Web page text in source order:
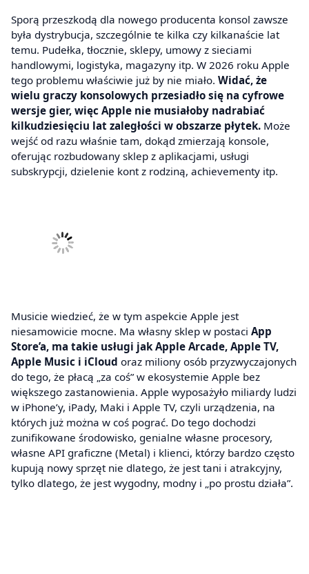
Sporą przeszkodą dla nowego producenta konsol zawsze
była dystrybucja, szczególnie te kilka czy kilkanaście lat
temu. Pudełka, tłocznie, sklepy, umowy z sieciami
handlowymi, logistyka, magazyny itp. W 2026 roku Apple
tego problemu właściwie już by nie miało. Widać, że
wielu graczy konsolowych przesiadło się na cyfrowe
wersje gier, więc Apple nie musiałoby nadrabiać
kilkudziesięciu lat zaległości w obszarze płytek. Może
wejść od razu właśnie tam, dokąd zmierzają konsole,
oferując rozbudowany sklep z aplikacjami, usługi
subskrypcji, dzielenie kont z rodziną, achievementy itp.
Musicie wiedzieć, że w tym aspekcie Apple jest
niesamowicie mocne. Ma własny sklep w postaci App
Store’a, ma takie usługi jak Apple Arcade, Apple TV,
Apple Music i iCloud oraz miliony osób przyzwyczajonych
do tego, że płacą „za coś” w ekosystemie Apple bez
większego zastanowienia. Apple wyposażyło miliardy ludzi
w iPhone’y, iPady, Maki i Apple TV, czyli urządzenia, na
których już można w coś pograć. Do tego dochodzi
zunifikowane środowisko, genialne własne procesory,
własne API graficzne (Metal) i klienci, którzy bardzo często
kupują nowy sprzęt nie dlatego, że jest tani i atrakcyjny,
tylko dlatego, że jest wygodny, modny i „po prostu działa”.